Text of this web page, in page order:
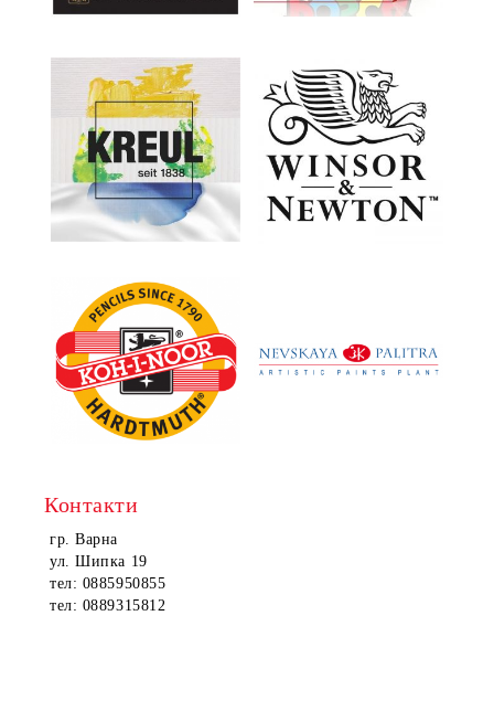
Контакти
гр. Варна
ул. Шипка 19
тел: 0885950855
тел: 0889315812